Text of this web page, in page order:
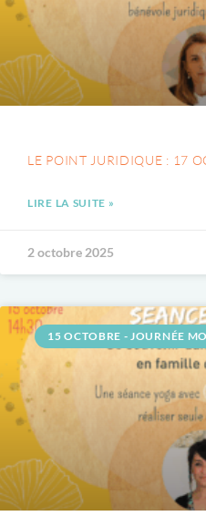
LE POINT JURIDIQUE : 17
LIRE LA SUITE »
2 octobre 2025
15 OCTOBRE - JOURNÉE